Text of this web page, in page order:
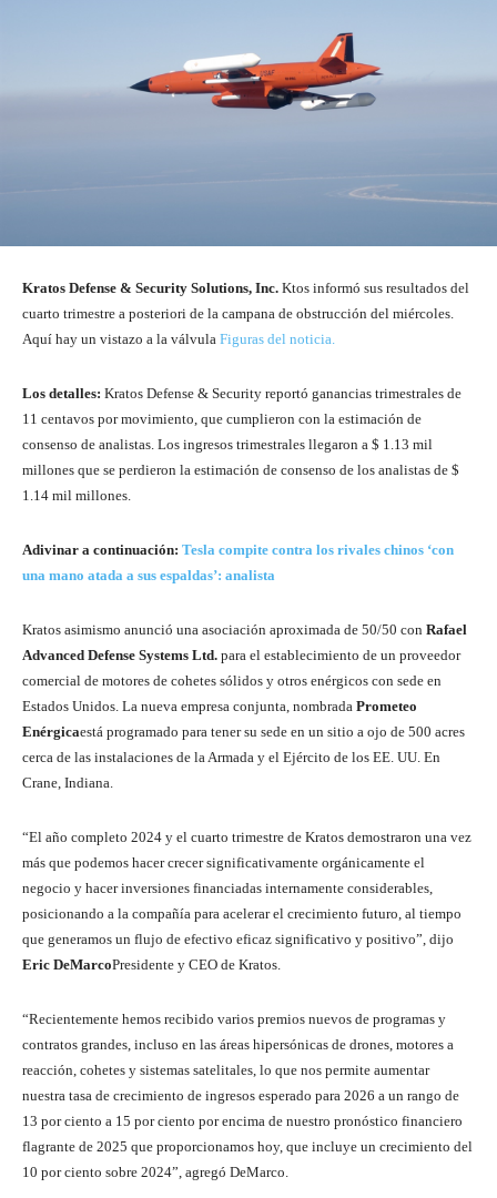
Kratos Defense & Security Solutions, Inc. Ktos informó sus resultados del
cuarto trimestre a posteriori de la campana de obstrucción del miércoles.
Aquí hay un vistazo a la válvula Figuras del noticia.
Los detalles: Kratos Defense & Security reportó ganancias trimestrales de
11 centavos por movimiento, que cumplieron con la estimación de
consenso de analistas. Los ingresos trimestrales llegaron a $ 1.13 mil
millones que se perdieron la estimación de consenso de los analistas de $
1.14 mil millones.
Adivinar a continuación: Tesla compite contra los rivales chinos ‘con
una mano atada a sus espaldas’: analista
Kratos asimismo anunció una asociación aproximada de 50/50 con Rafael
Advanced Defense Systems Ltd. para el establecimiento de un proveedor
comercial de motores de cohetes sólidos y otros enérgicos con sede en
Estados Unidos. La nueva empresa conjunta, nombrada Prometeo
Enérgicaestá programado para tener su sede en un sitio a ojo de 500 acres
cerca de las instalaciones de la Armada y el Ejército de los EE. UU. En
Crane, Indiana.
“El año completo 2024 y el cuarto trimestre de Kratos demostraron una vez
más que podemos hacer crecer significativamente orgánicamente el
negocio y hacer inversiones financiadas internamente considerables,
posicionando a la compañía para acelerar el crecimiento futuro, al tiempo
que generamos un flujo de efectivo eficaz significativo y positivo”, dijo
Eric DeMarcoPresidente y CEO de Kratos.
“Recientemente hemos recibido varios premios nuevos de programas y
contratos grandes, incluso en las áreas hipersónicas de drones, motores a
reacción, cohetes y sistemas satelitales, lo que nos permite aumentar
nuestra tasa de crecimiento de ingresos esperado para 2026 a un rango de
13 por ciento a 15 por ciento por encima de nuestro pronóstico financiero
flagrante de 2025 que proporcionamos hoy, que incluye un crecimiento del
10 por ciento sobre 2024”, agregó DeMarco.